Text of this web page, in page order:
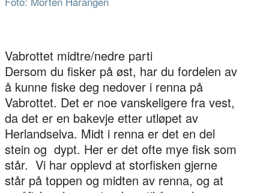
Vabrottet midtre/nedre parti
Dersom du fisker på øst, har du fordelen av
å kunne fiske deg nedover i renna på
Vabrottet. Det er noe vanskeligere fra vest,
da det er en bakevje etter utløpet av
Herlandselva. Midt i renna er det en del
stein og dypt. Her er det ofte mye fisk som
står. Vi har opplevd at storfisken gjerne
står på toppen og midten av renna, og at